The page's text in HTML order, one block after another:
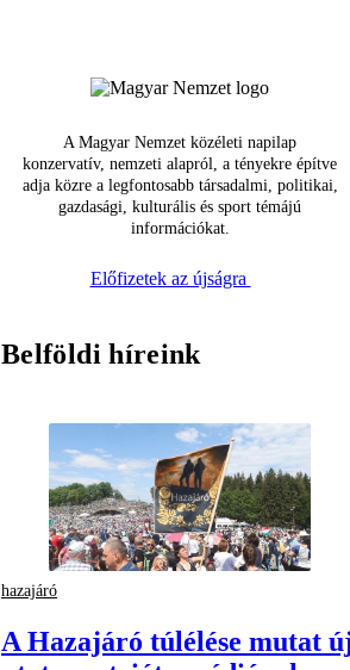
A Magyar Nemzet közéleti napilap
konzervatív, nemzeti alapról, a tényekre építve
adja közre a legfontosabb társadalmi, politikai,
gazdasági, kulturális és sport témájú
információkat.
Előfizetek az újságra
Belföldi híreink
hazajáró
A Hazajáró túlélése mutat